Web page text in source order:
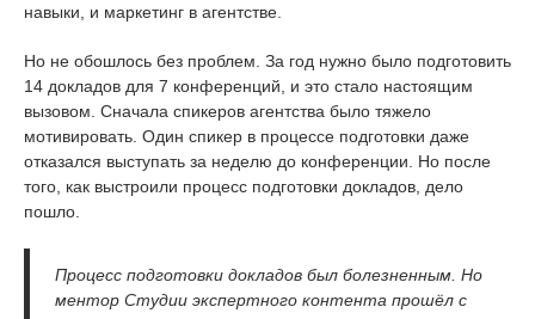
навыки, и маркетинг в агентстве.
Но не обошлось без проблем. За год нужно было подготовить
14 докладов для 7 конференций, и это стало настоящим
вызовом. Сначала спикеров агентства было тяжело
мотивировать. Один спикер в процессе подготовки даже
отказался выступать за неделю до конференции. Но после
того, как выстроили процесс подготовки докладов, дело
пошло.
Процесс подготовки докладов был болезненным. Но
ментор Студии экспертного контента прошёл с